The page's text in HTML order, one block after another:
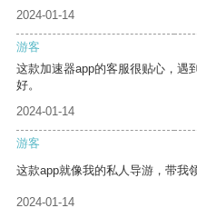
2024-01-14
游客
这款加速器app的客服很贴心，遇
好。
2024-01-14
游客
这款app就像我的私人导游，带我
2024-01-14